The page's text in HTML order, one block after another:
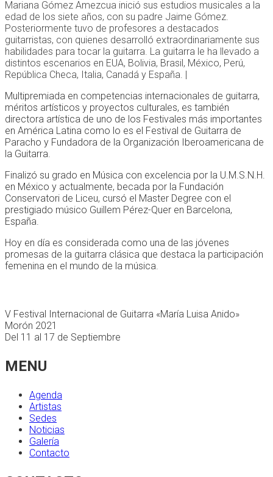
Mariana Gómez Amezcua inició sus estudios musicales a la
edad de los siete años, con su padre Jaime Gómez.
Posteriormente tuvo de profesores a destacados
guitarristas, con quienes desarrolló extraordinariamente sus
habilidades para tocar la guitarra. La guitarra le ha llevado a
distintos escenarios en EUA, Bolivia, Brasil, México, Perú,
República Checa, Italia, Canadá y España. |
Multipremiada en competencias internacionales de guitarra,
méritos artísticos y proyectos culturales, es también
directora artística de uno de los Festivales más importantes
en América Latina como lo es el Festival de Guitarra de
Paracho y Fundadora de la Organización Iberoamericana de
la Guitarra.
Finalizó su grado en Música con excelencia por la U.M.S.N.H.
en México y actualmente, becada por la Fundación
Conservatori de Liceu, cursó el Master Degree con el
prestigiado músico Guillem Pérez-Quer en Barcelona,
España.
Hoy en día es considerada como una de las jóvenes
promesas de la guitarra clásica que destaca la participación
femenina en el mundo de la música.
V Festival Internacional de Guitarra «María Luisa Anido»
Morón 2021
Del 11 al 17 de Septiembre
MENU
Agenda
Artistas
Sedes
Noticias
Galería
Contacto